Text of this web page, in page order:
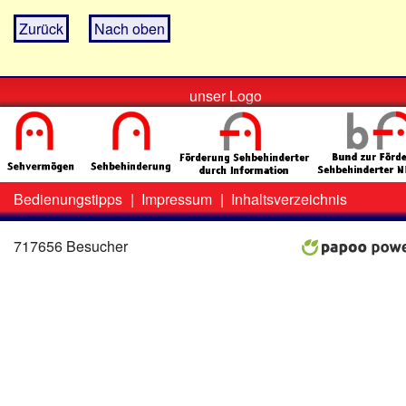
Zurück Nach oben
unser Logo
Zweit-
Menü
Bedienungstipps | Impressum | Inhaltsverzeichnis
717656 Besucher